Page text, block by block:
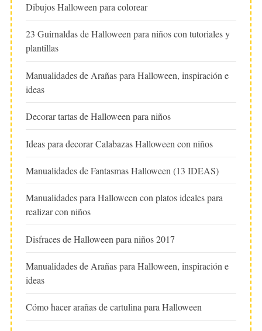
Dibujos Halloween para colorear
23 Guirnaldas de Halloween para niños con tutoriales y
plantillas
Manualidades de Arañas para Halloween, inspiración e
ideas
Decorar tartas de Halloween para niños
Ideas para decorar Calabazas Halloween con niños
Manualidades de Fantasmas Halloween (13 IDEAS)
Manualidades para Halloween con platos ideales para
realizar con niños
Disfraces de Halloween para niños 2017
Manualidades de Arañas para Halloween, inspiración e
ideas
Cómo hacer arañas de cartulina para Halloween